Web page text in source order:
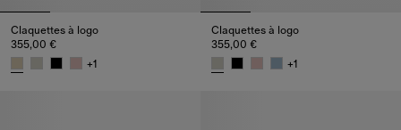
Claquettes à logo
355,00 €
+1
Claquettes à logo
355,00 €
+1